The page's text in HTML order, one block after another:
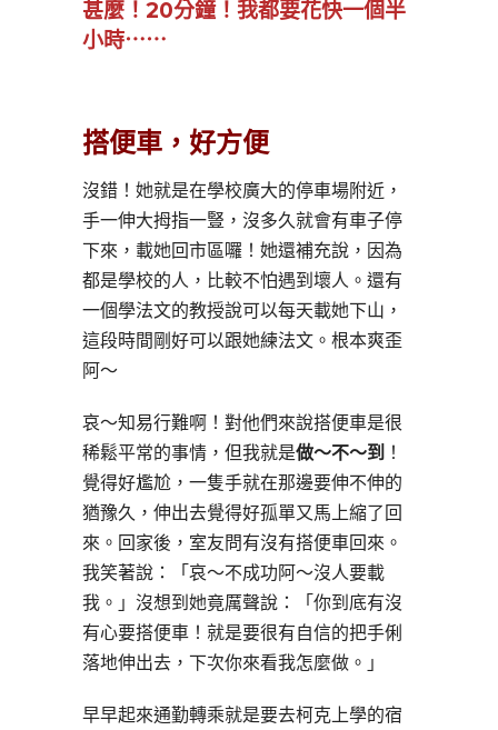
甚麼！20分鐘！我都要花快一個半
小時⋯⋯
搭便車，好方便
沒錯！她就是在學校廣大的停車場附近，
手一伸大拇指一豎，沒多久就會有車子停
下來，載她回市區囉！她還補充說，因為
都是學校的人，比較不怕遇到壞人。還有
一個學法文的教授說可以每天載她下山，
這段時間剛好可以跟她練法文。根本爽歪
阿～
哀～知易行難啊！對他們來說搭便車是很
稀鬆平常的事情，但我就是做～不～到 ！
覺得好尷尬，一隻手就在那邊要伸不伸的
猶豫久，伸出去覺得好孤單又馬上縮了回
來。回家後，室友問有沒有搭便車回來。
我笑著說：「哀～不成功阿～沒人要載
我。」沒想到她竟厲聲說：「你到底有沒
有心要搭便車！就是要很有自信的把手俐
落地伸出去，下次你來看我怎麼做。」
早早起來通勤轉乘就是要去柯克上學的宿